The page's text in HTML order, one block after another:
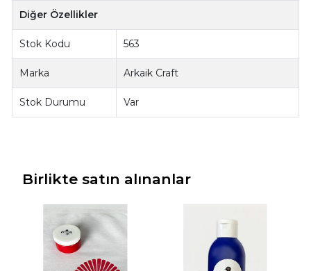
Diğer Özellikler
Stok Kodu 563
Marka Arkaik Craft
Stok Durumu Var
Birlikte satın alınanlar